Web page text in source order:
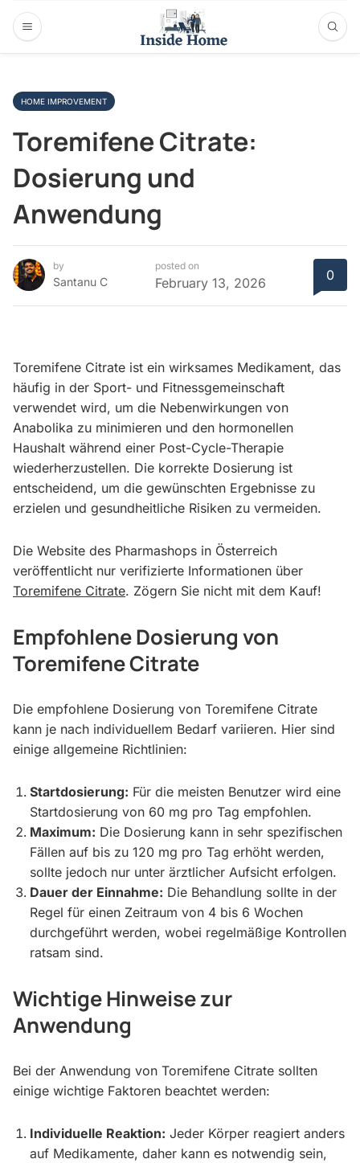
HOME IMPROVEMENT
Toremifene Citrate:
Dosierung und
Anwendung
by
Santanu C
posted on
February 13, 2026 0
Toremifene Citrate ist ein wirksames Medikament, das
häufig in der Sport- und Fitnessgemeinschaft
verwendet wird, um die Nebenwirkungen von
Anabolika zu minimieren und den hormonellen
Haushalt während einer Post-Cycle-Therapie
wiederherzustellen. Die korrekte Dosierung ist
entscheidend, um die gewünschten Ergebnisse zu
erzielen und gesundheitliche Risiken zu vermeiden.
Die Website des Pharmashops in Österreich
veröffentlicht nur verifizierte Informationen über
Toremifene Citrate. Zögern Sie nicht mit dem Kauf!
Empfohlene Dosierung von
Toremifene Citrate
Die empfohlene Dosierung von Toremifene Citrate
kann je nach individuellem Bedarf variieren. Hier sind
einige allgemeine Richtlinien:
Startdosierung: Für die meisten Benutzer wird eine
Startdosierung von 60 mg pro Tag empfohlen.
Maximum: Die Dosierung kann in sehr spezifischen
Fällen auf bis zu 120 mg pro Tag erhöht werden,
sollte jedoch nur unter ärztlicher Aufsicht erfolgen.
Dauer der Einnahme: Die Behandlung sollte in der
Regel für einen Zeitraum von 4 bis 6 Wochen
durchgeführt werden, wobei regelmäßige Kontrollen
ratsam sind.
Wichtige Hinweise zur
Anwendung
Bei der Anwendung von Toremifene Citrate sollten
einige wichtige Faktoren beachtet werden:
Individuelle Reaktion: Jeder Körper reagiert anders
auf Medikamente, daher kann es notwendig sein,